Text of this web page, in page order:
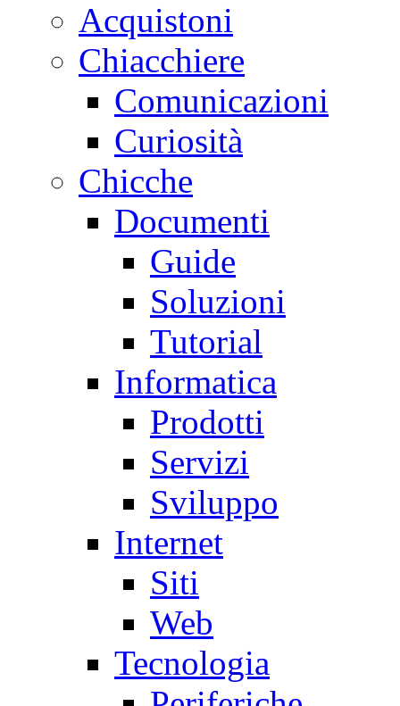
Acquistoni
Chiacchiere
Comunicazioni
Curiosità
Chicche
Documenti
Guide
Soluzioni
Tutorial
Informatica
Prodotti
Servizi
Sviluppo
Internet
Siti
Web
Tecnologia